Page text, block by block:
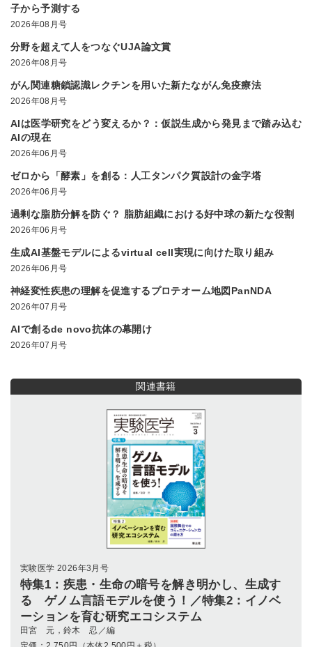
子から予測する
2026年08月号
分野を超えて人をつなぐUJA論文賞
2026年08月号
がん関連糖鎖認識レクチンを用いた新たながん免疫療法
2026年08月号
AIは医学研究をどう変えるか？：仮説生成から発見まで踏み込む
AIの現在
2026年06月号
ゼロから「酵素」を創る：人工タンパク質設計の金字塔
2026年06月号
過剰な脂肪分解を防ぐ？ 脂肪組織における好中球の新たな役割
2026年06月号
生成AI基盤モデルによるvirtual cell実現に向けた取り組み
2026年06月号
神経変性疾患の理解を促進するプロテオーム地図PanNDA
2026年07月号
AIで創るde novo抗体の幕開け
2026年07月号
関連書籍
実験医学 2026年3月号
特集1：疾患・生命の暗号を解き明かし、生成す
る ゲノム言語モデルを使う！／特集2：イノベ
ーションを育む研究エコシステム
田宮 元，鈴木 忍／編